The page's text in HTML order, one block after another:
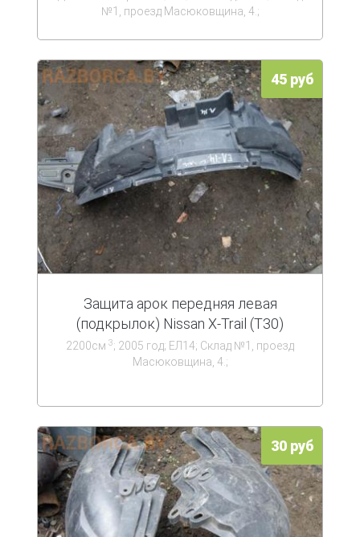
№1, проезд Масюковщина, 4.;
45 руб
Защита арок передняя левая
(подкрылок) Nissan X-Trail (T30)
2200см 3; 2005 год; ЕЛ14; Склад №1, проезд
Масюковщина, 4.;
30 руб